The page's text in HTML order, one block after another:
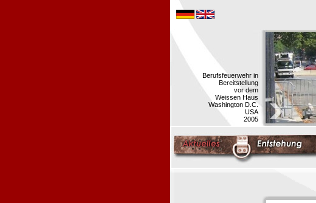
Berufsfeuerwehr in
Bereitstellung
vor dem
Weissen Haus
Washington D.C.
USA
2005